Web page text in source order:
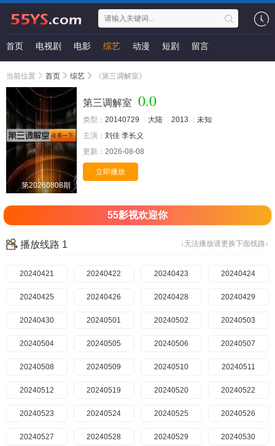
首页 电视剧 电影 综艺 动漫 短剧 留言
当前位置 首页 综艺 《第三调解室》
第20260808期
第三调解室 0.0
类型： 20140729 大陆 2013
未知
主演： 刘佳 李长义
更新： 2026-08-08
立即播放
55影视欢迎你
↓无法播放请更换下面线路↓
播放线路 1
20240421 20240422 20240423 20240424
20240425 20240426 20240428 20240429
20240430 20240501 20240502 20240503
20240504 20240505 20240506 20240507
20240508 20240509 20240510 20240511
20240512 20240519 20240520 20240522
20240523 20240524 20240525 20240526
20240527 20240528 20240529 20240530